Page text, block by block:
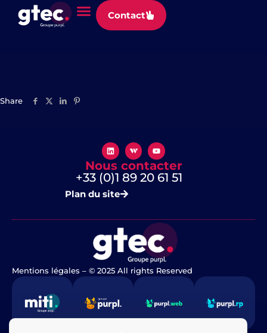
Panneau de gestion des cookies
Contact
Share
Nous contacter
+33 (0)1 89 20 61 51
Plan du site
Mentions légales ​ – © 2025 All rights Reserved